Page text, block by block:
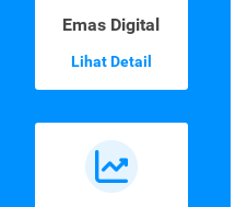
Emas Digital
Lihat Detail